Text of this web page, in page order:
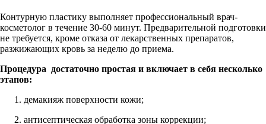
Контурную пластику выполняет профессиональный врач-
косметолог в течение 30-60 минут. Предварительной подготовки
не требуется, кроме отказа от лекарственных препаратов,
разжижающих кровь за неделю до приема.
Процедура достаточно простая и включает в себя несколько
этапов:
демакияж поверхности кожи;
антисептическая обработка зоны коррекции;